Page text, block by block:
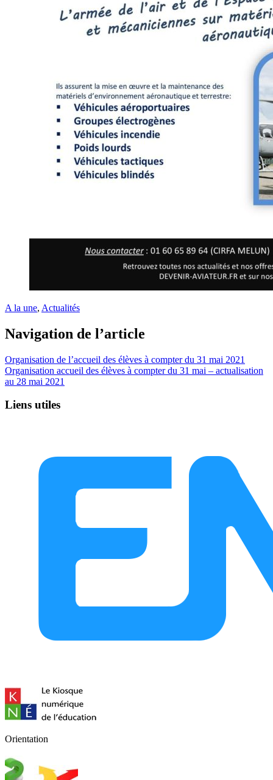
A la une, Actualités
Navigation de l’article
Organisation de l’accueil des élèves à compter du 31 mai 2021
Organisation accueil des élèves à compter du 31 mai – actualisation
au 28 mai 2021
Liens utiles
Orientation